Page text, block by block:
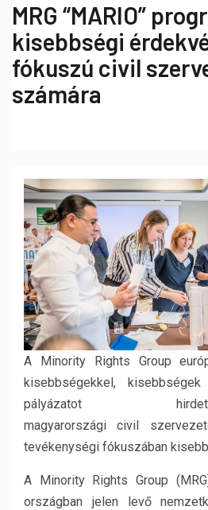
MRG “MARIO”
kisebbségi
fókuszú civil
számára
A Minority Rights Group
kisebbségekkel,
pályázatot
magyarországi civil
tevékenységi fókuszában
A Minority Rights Group
országban jelen levő